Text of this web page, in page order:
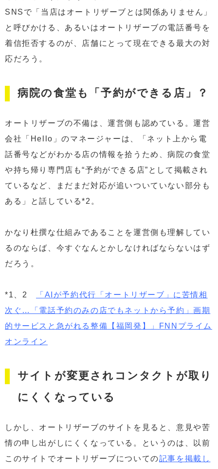
SNSで「当店はオートリザーブとは関係ありません」
と呼びかける、あるいはオートリザーブの電話番号を
着信拒否するのが、店舗にとって現在できる最大の対
応だろう。
病院の食堂も「予約ができる店」？
オートリザーブの不備は、運営側も認めている。運営
会社「Hello」のマネージャーは、「ネット上から電
話番号などがわかる店の情報を拾うため、病院の食堂
や持ち帰り専門店も“予約ができる店”として掲載され
ているなど、まだまだ対応が追いついていない部分も
ある」と話している*2。
かなり杜撰な仕組みであることを運営側も理解してい
るのならば、今すぐなんとかしなければならないはず
だろう。
*1、2
「AIが予約代行「オートリザーブ」に苦情相
次ぐ…「電話予約のみの店でもネットから予約」画期
的サービスと急がれる整備【福岡発】」FNNプライム
オンライン
サイトが変更されコンタクトが取り
にくくなっている
しかし、オートリザーブのサイトを見ると、意見や苦
情の申し出がしにくくなっている。というのは、以前
このサイトでオートリザーブについての記事を掲載し